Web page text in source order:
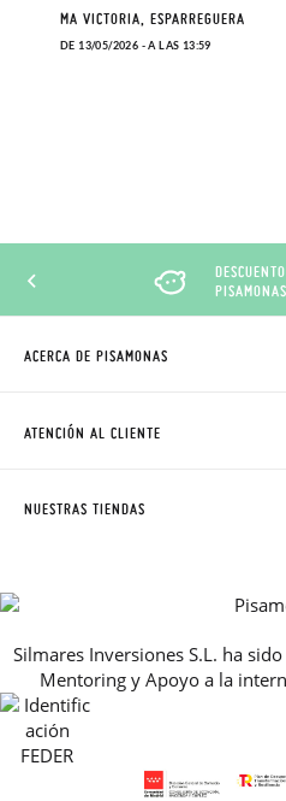
MA VICTORIA, ESPARREGUERA
DE 13/05/2026 - A LAS 13:59
PISAMONAS
ACERCA DE PISAMONAS
CÓMO COMPRAR
AVISO LEGAL, PRIVACIDAD Y COOKIES
GUIA DE TALLAS
REBAJAS
ATENCIÓN AL CLIENTE
NUESTRAS TIENDAS
Silmares Inversiones S.L. ha
Mentoring y Apoyo a la